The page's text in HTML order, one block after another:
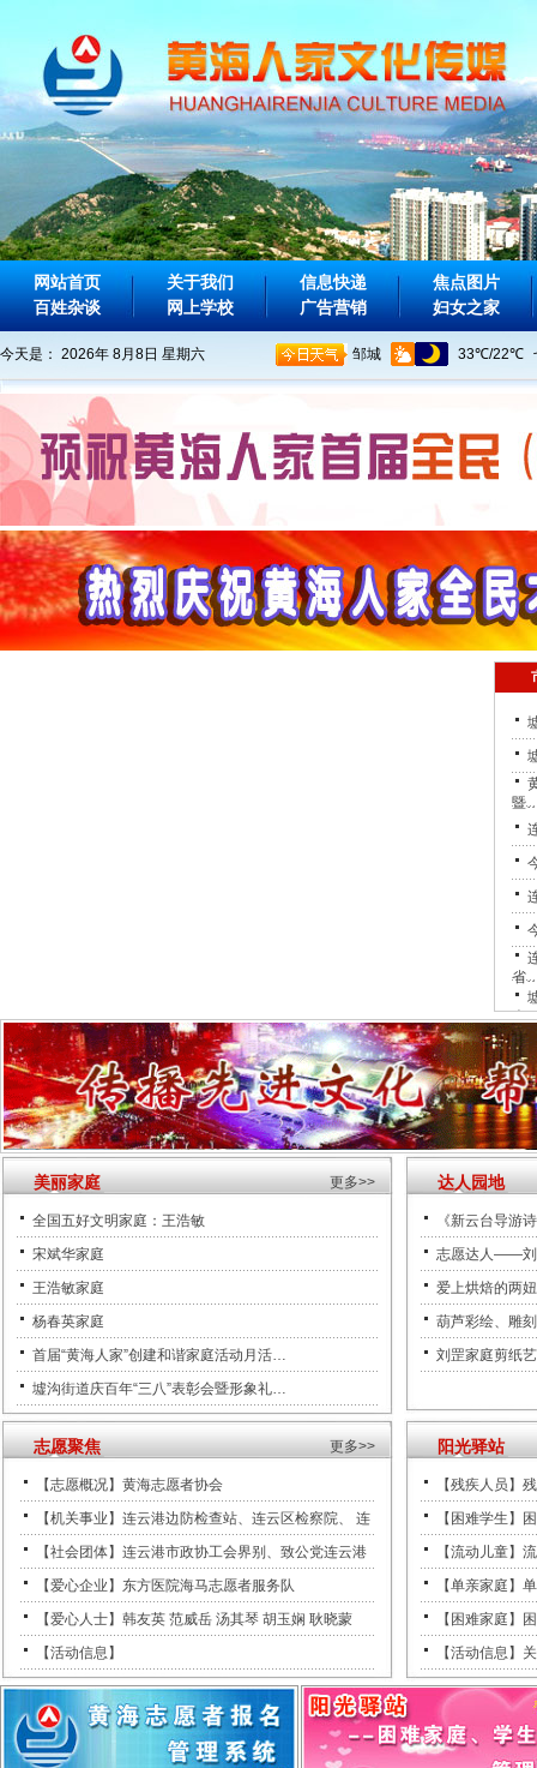
网站首页 关于我们 信息快递
焦点图片
百姓杂谈
网上学校 广告营销 妇女之家
今天是： 2026年 8月8日 星期六
暨
省
会
美丽家庭 更多>>
全国五好文明家庭：王浩敏
宋斌华家庭
王浩敏家庭
杨春英家庭
首届“黄海人家”创建和谐家庭活动月活…
墟沟街道庆百年“三八”表彰会暨形象礼…
达人园地
《新云台导游
志愿达人——刘
爱上烘焙的两
葫芦彩绘、雕
刘罡家庭剪纸
志愿聚焦 更多>>
【志愿概况】黄海志愿者协会
【机关事业】连云港边防检查站、连云区检察院、 连
【社会团体】连云港市政协工会界别、致公党连云港
【爱心企业】东方医院海马志愿者服务队
【爱心人士】韩友英 范威岳 汤其琴 胡玉娴 耿晓蒙
【活动信息】
阳光驿站
【残疾人员】
【困难学生】
【流动儿童】
【单亲家庭】
【困难家庭】
【活动信息】